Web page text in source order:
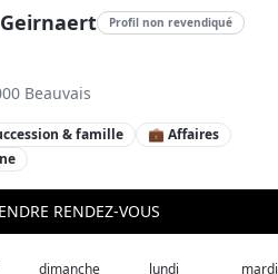
Profil non revendiqué
Beauvais
& famille
💼 Affaires
RENDEZ-VOUS
dimanche
lundi
mardi